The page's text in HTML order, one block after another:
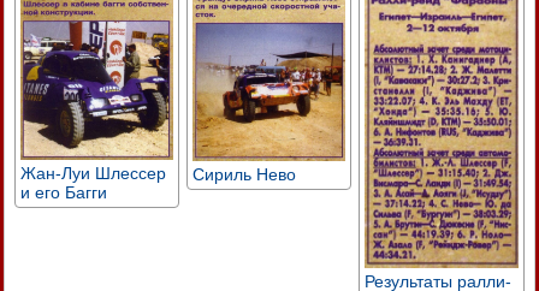
Жан-Луи Шлессер
и его Багги
Сириль Нево
Результаты ралли-